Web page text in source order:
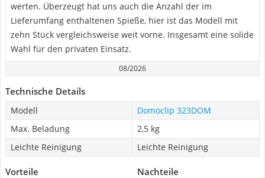
werten. Überzeugt hat uns auch die Anzahl der im
Lieferumfang enthaltenen Spieße, hier ist das Modell mit
zehn Stück vergleichsweise weit vorne. Insgesamt eine solide
Wahl für den privaten Einsatz.
08/2026
Technische Details
Modell
Domoclip 323DOM
Max. Beladung
2,5 kg
Leichte Reinigung
Leichte Reinigung
Vorteile Nachteile